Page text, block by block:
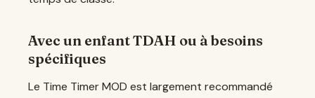
Avec un enfant TDAH ou à besoins
spécifiques
Le Time Timer MOD est largement recommandé